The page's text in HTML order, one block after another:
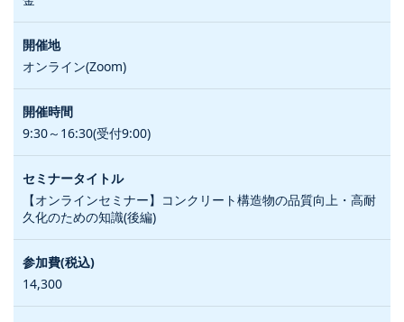
オンライン(Zoom)
9:30～16:30(受付9:00)
【オンラインセミナー】コンクリート構造物の品質向上・高耐
久化のための知識(後編)
14,300